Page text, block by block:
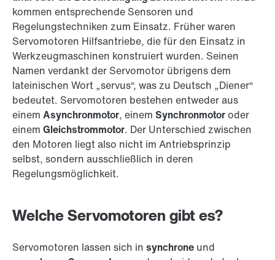
kommen entsprechende Sensoren und
Regelungstechniken zum Einsatz. Früher waren
Servomotoren Hilfsantriebe, die für den Einsatz in
Werkzeugmaschinen konstruiert wurden. Seinen
Namen verdankt der Servomotor übrigens dem
lateinischen Wort „servus“, was zu Deutsch „Diener“
bedeutet. Servomotoren bestehen entweder aus
einem Asynchronmotor, einem Synchronmotoroder
einem Gleichstrommotor. Der Unterschied zwischen
den Motoren liegt also nicht im Antriebsprinzip
selbst, sondern ausschließlich in deren
Regelungsmöglichkeit.
Welche Servomotoren gibt es?
Servomotoren lassen sich in synchrone und